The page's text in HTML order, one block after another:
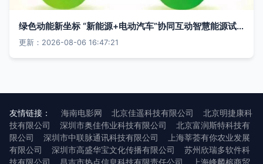
绿色动能新坐标 “新能源+电动汽车”协同互动智慧能源试点启动运行
更新：2026-08-06 16:47:21
友情链接： 海南电影网 北京佳遥科技有限公司
北京明捷康科
技有限公司
深圳市奥佳伟业科技有限公司
北京富润斯特科技有
限公司
深圳市中联脉通讯科技有限公司
上海莘荟有你农业发展
有限公司
深圳市高盛华宝文化传播有限公司
苏州欣瑞多软件科